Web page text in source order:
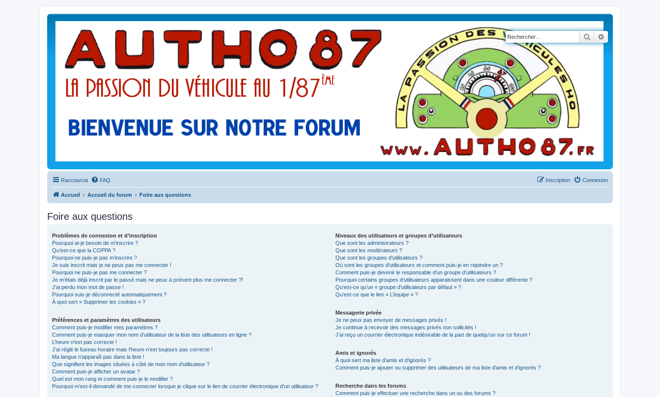
Rechercher
Raccourcis FAQ Connexion
Inscription
Accueil Accueil du forum Foire aux questions
Foire aux questions
Problèmes de connexion et d’inscription
Pourquoi ai-je besoin de m’inscrire ?
Qu’est-ce que la COPPA ?
Pourquoi ne puis-je pas m’inscrire ?
Je suis inscrit mais je ne peux pas me connecter !
Pourquoi ne puis-je pas me connecter ?
Je m’étais déjà inscrit par le passé mais ne peux à présent plus me connecter ?!
J’ai perdu mon mot de passe !
Pourquoi suis-je déconnecté automatiquement ?
À quoi sert « Supprimer les cookies » ?
Préférences et paramètres des utilisateurs
Comment puis-je modifier mes paramètres ?
Comment puis-je masquer mon nom d’utilisateur de la liste des utilisateurs en ligne ?
L’heure n’est pas correcte !
J’ai réglé le fuseau horaire mais l’heure n’est toujours pas correcte !
Ma langue n’apparaît pas dans la liste !
Que signifient les images situées à côté de mon nom d’utilisateur ?
Comment puis-je afficher un avatar ?
Quel est mon rang et comment puis-je le modifier ?
Pourquoi m’est-il demandé de me connecter lorsque je clique sur le lien de courrier électronique d’un utilisateur ?
Niveaux des utilisateurs et groupes d’utilisateurs
Que sont les administrateurs ?
Que sont les modérateurs ?
Que sont les groupes d’utilisateurs ?
Où sont les groupes d’utilisateurs et comment puis-je en rejoindre un ?
Comment puis-je devenir le responsable d’un groupe d’utilisateurs ?
Pourquoi certains groupes d’utilisateurs apparaissent dans une couleur différente ?
Qu’est-ce qu’un « groupe d’utilisateurs par défaut » ?
Qu’est-ce que le lien « L’équipe » ?
Messagerie privée
Je ne peux pas envoyer de messages privés !
Je continue à recevoir des messages privés non sollicités !
J’ai reçu un courrier électronique indésirable de la part de quelqu’un sur ce forum !
Amis et ignorés
À quoi sert ma liste d’amis et d’ignorés ?
Comment puis-je ajouter ou supprimer des utilisateurs de ma liste d’amis et d’ignorés ?
Recherche dans les forums
Comment puis-je effectuer une recherche dans un ou des forums ?